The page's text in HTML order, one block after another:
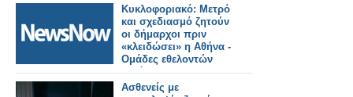
Κυκλοφοριακό: Μετρό
και σχεδιασμό ζητούν
οι δήμαρχοι πριν
«κλειδώσει» η Αθήνα -
Ομάδες εθελοντών
κατά των
βανδαλισμών
Ασθενείς με